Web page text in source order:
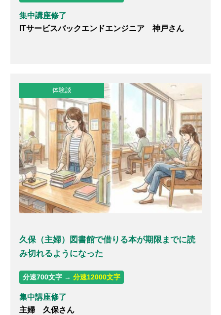
集中講座修了
ITサービスバックエンドエンジニア 神戸さん
体験談
久保（主婦）図書館で借りる本が期限までに読
み切れるようになった
分速700文字 →分速12000文字
集中講座修了
主婦 久保さん